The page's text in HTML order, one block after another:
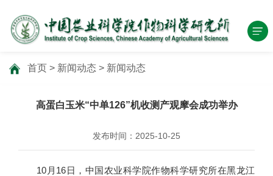
首页 > 新闻动态 > 新闻动态
高蛋白玉米“中单126”机收测产观摩会成功举办
发布时间：2025-10-25
10月16日，中国农业科学院作物科学研究所在黑龙江